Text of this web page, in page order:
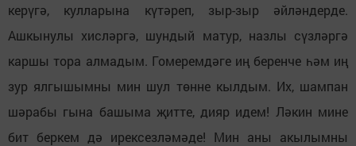
керүгә, кулларына күтәреп, зыр-зыр әйләндерде.
Ашкынулы хисләргә, шундый матур, назлы сүзләргә
каршы тора алмадым. Гомеремдәге иң беренче һәм иң
зур ялгышымны мин шул төнне кылдым. Их, шампан
шәрабы гына башыма җитте, дияр идем! Ләкин мине
бит беркем дә ирексезләмәде! Мин аны акылымны